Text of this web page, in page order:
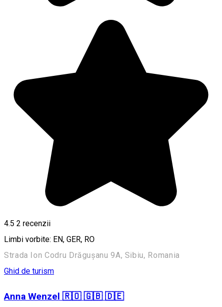
4.5 2 recenzii
Limbi vorbite: EN, GER, RO
Strada Ion Codru Drăgușanu 9A, Sibiu, Romania
Ghid de turism
Anna Wenzel 🇷🇴 🇬🇧 🇩🇪